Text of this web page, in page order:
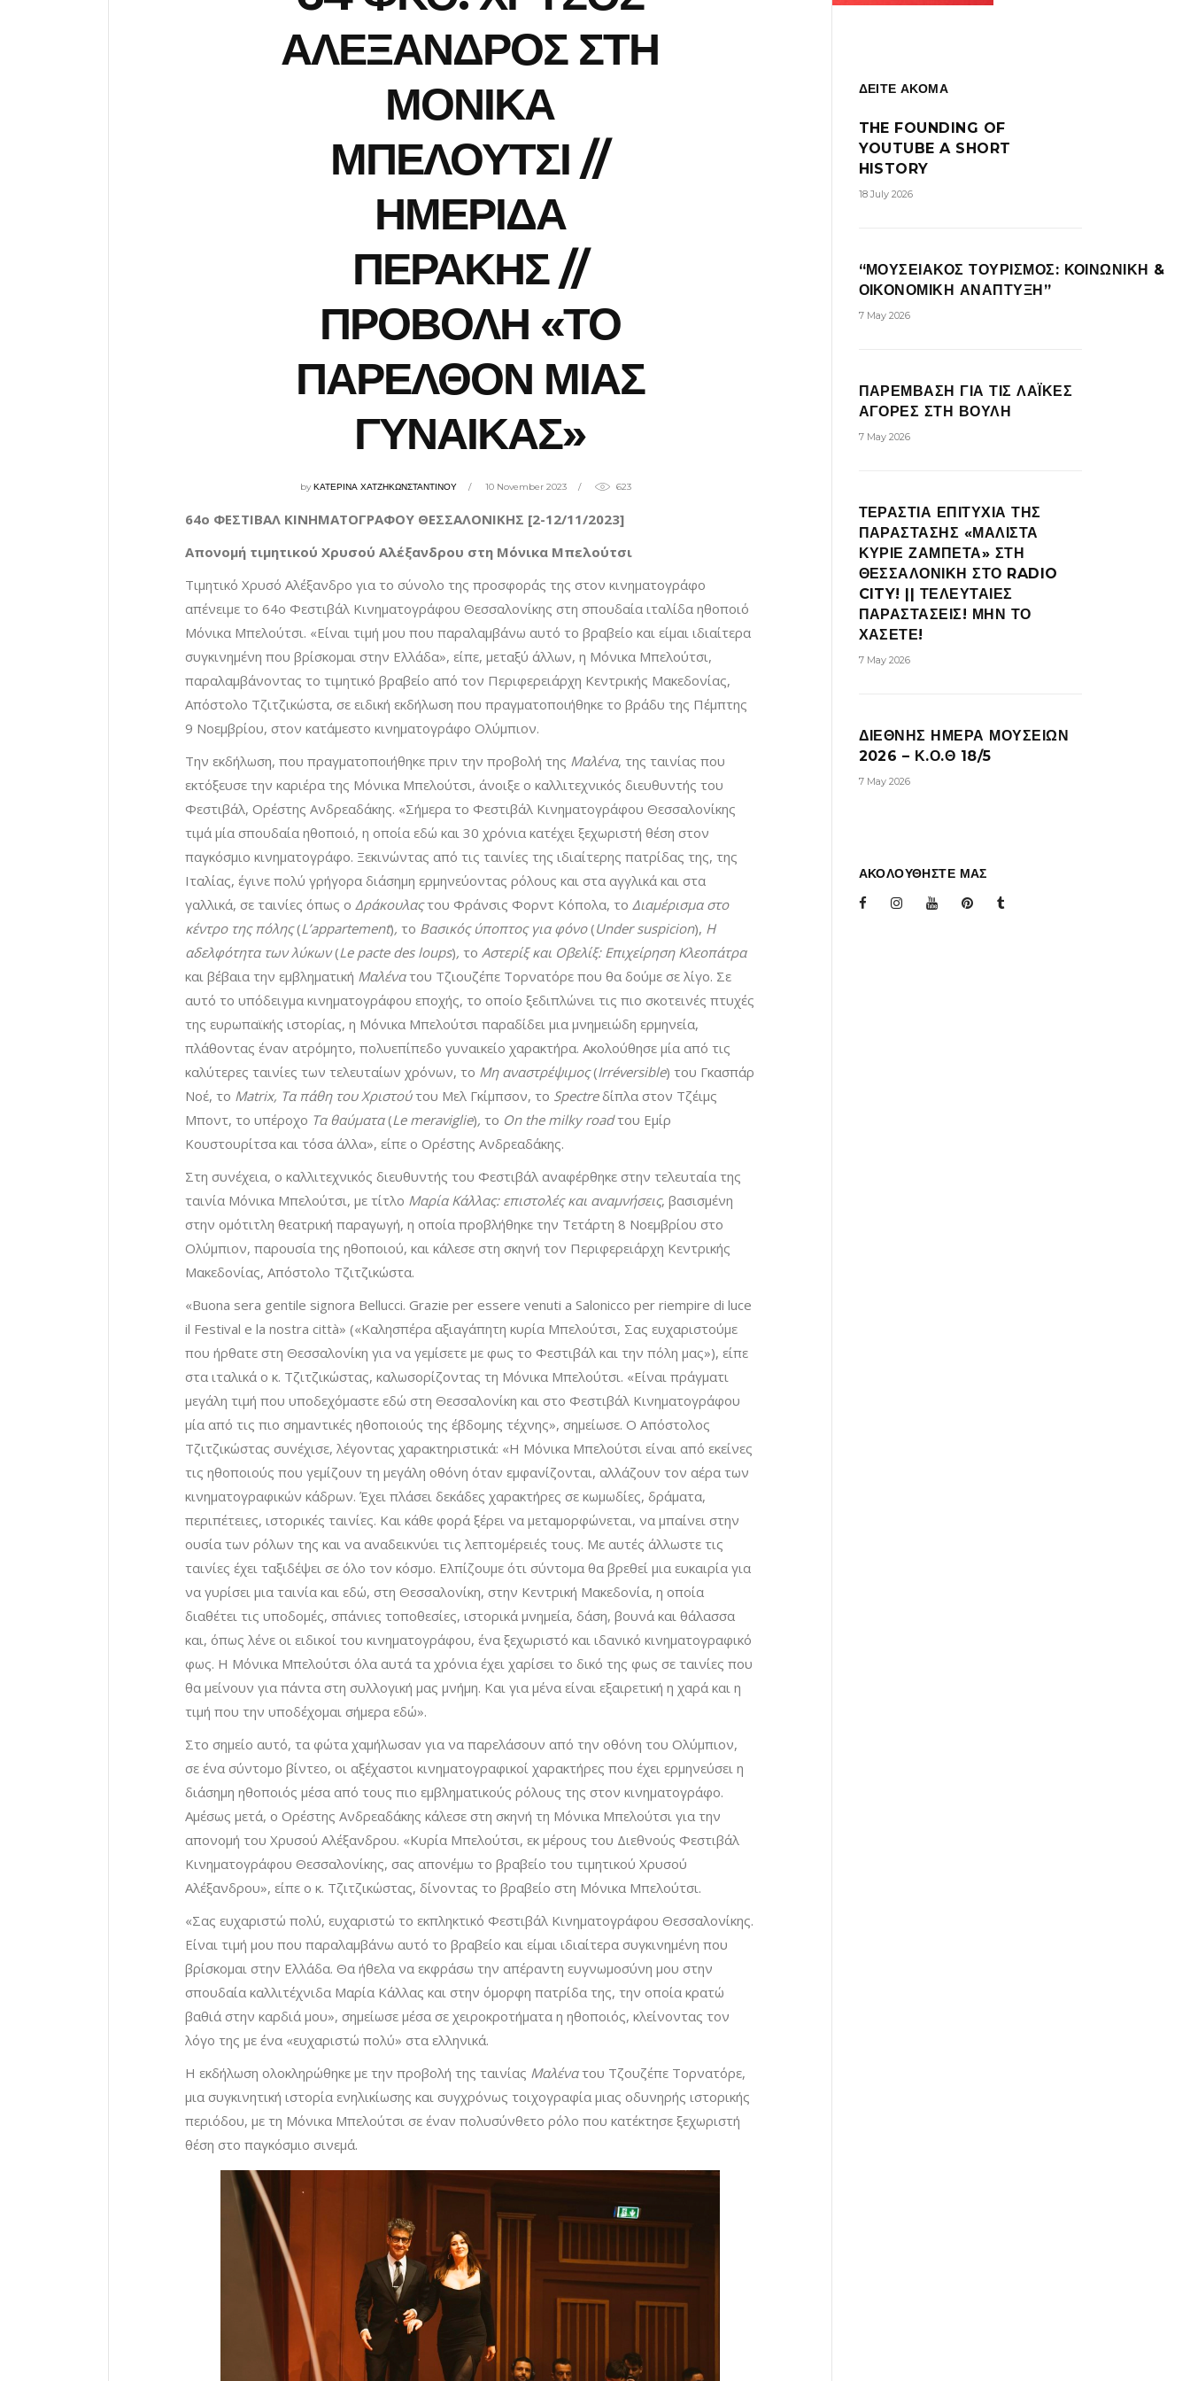
ΑΛΕΞΑΝΔΡΟΣ ΣΤΗ
ΜΟΝΙΚΑ
ΜΠΕΛΟΥΤΣΙ //
ΗΜΕΡΙΔΑ
ΠΕΡΑΚΗΣ //
ΠΡΟΒΟΛΗ «ΤΟ
ΠΑΡΕΛΘΟΝ ΜΙΑΣ
ΓΥΝΑΙΚΑΣ»
byΚΑΤΕΡΙΝΑ ΧΑΤΖΗΚΩΝΣΤΑΝΤΙΝΟΥ 10 November 2023 623
64o ΦΕΣΤΙΒΑΛ ΚΙΝΗΜΑΤΟΓΡΑΦΟΥ ΘΕΣΣΑΛΟΝΙΚΗΣ [2-12/11/2023]
Απονομή τιμητικού Χρυσού Αλέξανδρου στη Μόνικα Μπελούτσι
Τιμητικό Χρυσό Αλέξανδρο για το σύνολο της προσφοράς της στον κινηματογράφο
απένειμε το 64ο Φεστιβάλ Κινηματογράφου Θεσσαλονίκης στη σπουδαία ιταλίδα ηθοποιό
Μόνικα Μπελούτσι. «Είναι τιμή μου που παραλαμβάνω αυτό το βραβείο και είμαι ιδιαίτερα
συγκινημένη που βρίσκομαι στην Ελλάδα», είπε, μεταξύ άλλων, η Μόνικα Μπελούτσι,
παραλαμβάνοντας το τιμητικό βραβείο από τον Περιφερειάρχη Κεντρικής Μακεδονίας,
Απόστολο Τζιτζικώστα, σε ειδική εκδήλωση που πραγματοποιήθηκε το βράδυ της Πέμπτης
9 Νοεμβρίου, στον κατάμεστο κινηματογράφο Ολύμπιον.
Την εκδήλωση, που πραγματοποιήθηκε πριν την προβολή της Μαλένα, της ταινίας που
εκτόξευσε την καριέρα της Μόνικα Μπελούτσι, άνοιξε ο καλλιτεχνικός διευθυντής του
Φεστιβάλ, Ορέστης Ανδρεαδάκης. «Σήμερα το Φεστιβάλ Κινηματογράφου Θεσσαλονίκης
τιμά μία σπουδαία ηθοποιό, η οποία εδώ και 30 χρόνια κατέχει ξεχωριστή θέση στον
παγκόσμιο κινηματογράφο. Ξεκινώντας από τις ταινίες της ιδιαίτερης πατρίδας της, της
Ιταλίας, έγινε πολύ γρήγορα διάσημη ερμηνεύοντας ρόλους και στα αγγλικά και στα
γαλλικά, σε ταινίες όπως ο Δράκουλαςτου Φράνσις Φορντ Κόπολα, το Διαμέρισμα στο
κέντρο της πόλης(L’appartement), το Βασικός ύποπτος για φόνο(Under suspicion), Η
αδελφότητα των λύκων(Le pacte des loups), το Αστερίξ και Οβελίξ: Επιχείρηση Κλεοπάτρα
και βέβαια την εμβληματική Μαλένατου Τζιουζέπε Τορνατόρε που θα δούμε σε λίγο. Σε
αυτό το υπόδειγμα κινηματογράφου εποχής, το οποίο ξεδιπλώνει τις πιο σκοτεινές πτυχές
της ευρωπαϊκής ιστορίας, η Μόνικα Μπελούτσι παραδίδει μια μνημειώδη ερμηνεία,
πλάθοντας έναν ατρόμητο, πολυεπίπεδο γυναικείο χαρακτήρα. Ακολούθησε μία από τις
καλύτερες ταινίες των τελευταίων χρόνων, το Μη αναστρέψιμος(Irréversible) του Γκασπάρ
Νοέ, το Matrix, Τα πάθη του Χριστούτου Μελ Γκίμπσον, το Spectreδίπλα στον Τζέιμς
Μποντ, το υπέροχο Τα θαύματα(Le meraviglie), το On the milky roadτου Εμίρ
Κουστουρίτσα και τόσα άλλα», είπε ο Ορέστης Ανδρεαδάκης.
Στη συνέχεια, ο καλλιτεχνικός διευθυντής του Φεστιβάλ αναφέρθηκε στην τελευταία της
ταινία Μόνικα Μπελούτσι, με τίτλο Μαρία Κάλλας: επιστολές και αναμνήσεις, βασισμένη
στην ομότιτλη θεατρική παραγωγή, η οποία προβλήθηκε την Τετάρτη 8 Νοεμβρίου στο
Ολύμπιον, παρουσία της ηθοποιού, και κάλεσε στη σκηνή τον Περιφερειάρχη Κεντρικής
Μακεδονίας, Απόστολο Τζιτζικώστα.
«Buona sera gentile signora Bellucci. Grazie per essere venuti a Salonicco per riempire di luce
il Festival e la nostra città» («Καλησπέρα αξιαγάπητη κυρία Μπελούτσι, Σας ευχαριστούμε
που ήρθατε στη Θεσσαλονίκη για να γεμίσετε με φως το Φεστιβάλ και την πόλη μας»), είπε
στα ιταλικά ο κ. Τζιτζικώστας, καλωσορίζοντας τη Μόνικα Μπελούτσι. «Είναι πράγματι
μεγάλη τιμή που υποδεχόμαστε εδώ στη Θεσσαλονίκη και στο Φεστιβάλ Κινηματογράφου
μία από τις πιο σημαντικές ηθοποιούς της έβδομης τέχνης», σημείωσε. Ο Απόστολος
Τζιτζικώστας συνέχισε, λέγοντας χαρακτηριστικά: «Η Μόνικα Μπελούτσι είναι από εκείνες
τις ηθοποιούς που γεμίζουν τη μεγάλη οθόνη όταν εμφανίζονται, αλλάζουν τον αέρα των
κινηματογραφικών κάδρων. Έχει πλάσει δεκάδες χαρακτήρες σε κωμωδίες, δράματα,
περιπέτειες, ιστορικές ταινίες. Και κάθε φορά ξέρει να μεταμορφώνεται, να μπαίνει στην
ουσία των ρόλων της και να αναδεικνύει τις λεπτομέρειές τους. Με αυτές άλλωστε τις
ταινίες έχει ταξιδέψει σε όλο τον κόσμο. Ελπίζουμε ότι σύντομα θα βρεθεί μια ευκαιρία για
να γυρίσει μια ταινία και εδώ, στη Θεσσαλονίκη, στην Κεντρική Μακεδονία, η οποία
διαθέτει τις υποδομές, σπάνιες τοποθεσίες, ιστορικά μνημεία, δάση, βουνά και θάλασσα
και, όπως λένε οι ειδικοί του κινηματογράφου, ένα ξεχωριστό και ιδανικό κινηματογραφικό
φως. Η Μόνικα Μπελούτσι όλα αυτά τα χρόνια έχει χαρίσει το δικό της φως σε ταινίες που
θα μείνουν για πάντα στη συλλογική μας μνήμη. Και για μένα είναι εξαιρετική η χαρά και η
τιμή που την υποδέχομαι σήμερα εδώ».
Στο σημείο αυτό, τα φώτα χαμήλωσαν για να παρελάσουν από την οθόνη του Ολύμπιον,
σε ένα σύντομο βίντεο, οι αξέχαστοι κινηματογραφικοί χαρακτήρες που έχει ερμηνεύσει η
διάσημη ηθοποιός μέσα από τους πιο εμβληματικούς ρόλους της στον κινηματογράφο.
Αμέσως μετά, ο Ορέστης Ανδρεαδάκης κάλεσε στη σκηνή τη Μόνικα Μπελούτσι για την
απονομή του Χρυσού Αλέξανδρου. «Κυρία Μπελούτσι, εκ μέρους του Διεθνούς Φεστιβάλ
Κινηματογράφου Θεσσαλονίκης, σας απονέμω το βραβείο του τιμητικού Χρυσού
Αλέξανδρου», είπε ο κ. Τζιτζικώστας, δίνοντας το βραβείο στη Μόνικα Μπελούτσι.
«Σας ευχαριστώ πολύ, ευχαριστώ το εκπληκτικό Φεστιβάλ Κινηματογράφου Θεσσαλονίκης.
Είναι τιμή μου που παραλαμβάνω αυτό το βραβείο και είμαι ιδιαίτερα συγκινημένη που
βρίσκομαι στην Ελλάδα. Θα ήθελα να εκφράσω την απέραντη ευγνωμοσύνη μου στην
σπουδαία καλλιτέχνιδα Μαρία Κάλλας και στην όμορφη πατρίδα της, την οποία κρατώ
βαθιά στην καρδιά μου», σημείωσε μέσα σε χειροκροτήματα η ηθοποιός, κλείνοντας τον
λόγο της με ένα «ευχαριστώ πολύ» στα ελληνικά.
Η εκδήλωση ολοκληρώθηκε με την προβολή της ταινίας Μαλένατου Τζουζέπε Τορνατόρε,
μια συγκινητική ιστορία ενηλικίωσης και συγχρόνως τοιχογραφία μιας οδυνηρής ιστορικής
περιόδου, με τη Μόνικα Μπελούτσι σε έναν πολυσύνθετο ρόλο που κατέκτησε ξεχωριστή
θέση στο παγκόσμιο σινεμά.
ΔΕΙΤΕ ΑΚΟΜΑ
THE FOUNDING OF
YOUTUBE A SHORT
HISTORY
18 July 2026
“ΜΟΥΣΕΙΑΚΟΣ ΤΟΥΡΙΣΜΟΣ: ΚΟΙΝΩΝΙΚΗ &
ΟΙΚΟΝΟΜΙΚΗ ΑΝΑΠΤΥΞΗ”
7 May 2026
ΠΑΡΕΜΒΑΣΗ ΓΙΑ ΤΙΣ ΛΑΪΚΕΣ
ΑΓΟΡΕΣ ΣΤΗ ΒΟΥΛΗ
7 May 2026
ΤΕΡΑΣΤΙΑ ΕΠΙΤΥΧΙΑ ΤΗΣ
ΠΑΡΑΣΤΑΣΗΣ «ΜΑΛΙΣΤΑ
ΚΥΡΙΕ ΖΑΜΠΕΤΑ» ΣΤΗ
ΘΕΣΣΑΛΟΝΙΚΗ ΣΤΟ RADIO
CITY! || ΤΕΛΕΥΤΑΙΕΣ
ΠΑΡΑΣΤΑΣΕΙΣ! ΜΗΝ ΤΟ
ΧΑΣΕΤΕ!
7 May 2026
ΔΙΕΘΝΗΣ ΗΜΕΡΑ ΜΟΥΣΕΙΩΝ
2026 – Κ.Ο.Θ 18/5
7 May 2026
ΑΚΟΛΟΥΘΗΣΤΕ ΜΑΣ